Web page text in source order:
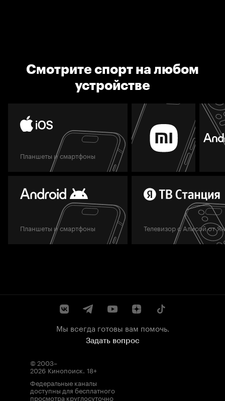
Смотрите спорт на любом
устройстве
Планшеты и смартфоны
Планшеты и смартфоны Телевизор с Алисой от
Мы всегда готовы вам помочь.
Задать вопрос
© 2003–
2026 Кинопоиск. 18+
Федеральные каналы
доступны для бесплатного
просмотра круглосуточно